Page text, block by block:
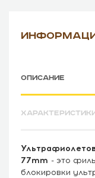
ОПИСАНИЕ
77mm - это
блокировки